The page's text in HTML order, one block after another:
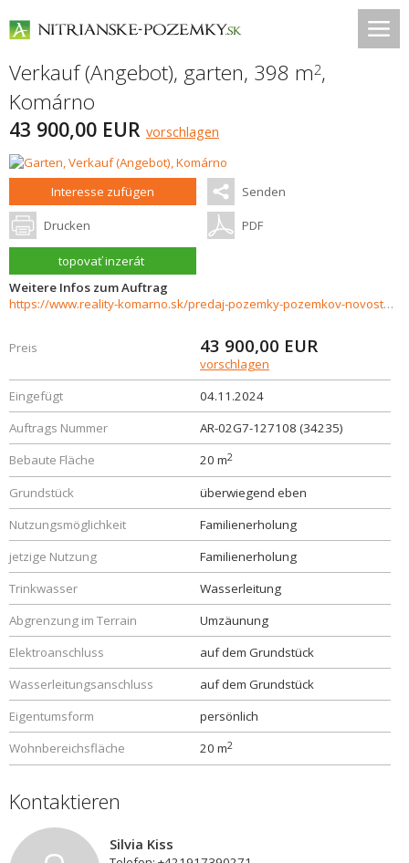
Verkauf (Angebot), garten, 398 m2,
Komárno
43 900,00 EUR vorschlagen
Interesse zufügen Senden
Drucken PDF
topovať inzerát
Weitere Infos zum Auftrag
https://www.reality-komarno.sk/predaj-pozemky-pozemkov-novostavby/Na-predaj-zahrada-vo-vyhladavanej-lokalite-Tehelna-v-Komarne-34235/?utm_source=areality&utm_medium=xml&utm_term=34235&utm_content=chalupa&utm_campaign=portaly
Preis 43 900,00 EUR
vorschlagen
Eingefügt
04.11.2024
Auftrags Nummer
AR-02G7-127108 (34235)
Bebaute Fläche
20 m2
Grundstück
überwiegend eben
Nutzungsmöglichkeit
Familienerholung
jetzige Nutzung
Familienerholung
Trinkwasser
Wasserleitung
Abgrenzung im Terrain
Umzäunung
Elektroanschluss
auf dem Grundstück
Wasserleitungsanschluss
auf dem Grundstück
Eigentumsform
persönlich
Wohnbereichsfläche
20 m2
Kontaktieren
Silvia Kiss